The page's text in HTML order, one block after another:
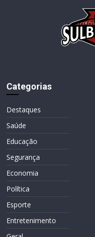
Categorias
Destaques
Saúde
Educação
Segurança
Economia
Política
Esporte
Entretenimento